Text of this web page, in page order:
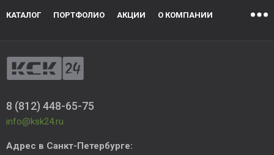
КАТАЛОГ ПОРТФОЛИО АКЦИИ О КОМПАНИИ
8 (812) 448-65-75
info@ksk24.ru
Адрес в Санкт-Петербурге: